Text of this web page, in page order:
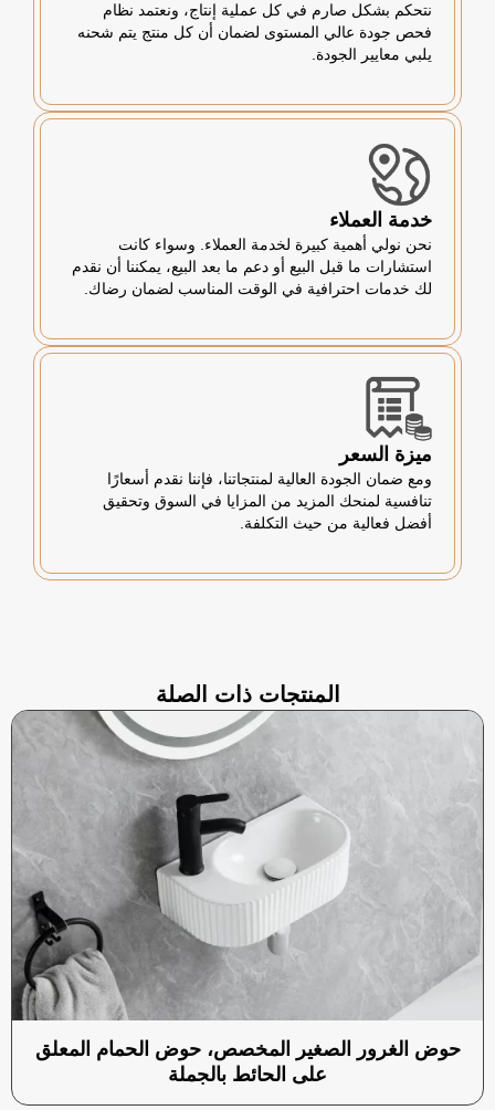
نتحكم بشكل صارم في كل عملية إنتاج، ونعتمد نظام
فحص جودة عالي المستوى لضمان أن كل منتج يتم شحنه
يلبي معايير الجودة.
خدمة العملاء
نحن نولي أهمية كبيرة لخدمة العملاء. وسواء كانت
استشارات ما قبل البيع أو دعم ما بعد البيع، يمكننا أن نقدم
لك خدمات احترافية في الوقت المناسب لضمان رضاك.
ميزة السعر
ومع ضمان الجودة العالية لمنتجاتنا، فإننا نقدم أسعارًا
تنافسية لمنحك المزيد من المزايا في السوق وتحقيق
أفضل فعالية من حيث التكلفة.
المنتجات ذات الصلة
حوض الغرور الصغير المخصص، حوض الحمام المعلق
على الحائط بالجملة